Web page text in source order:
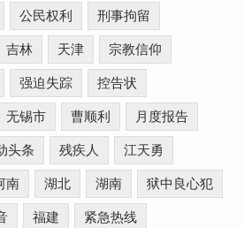
公民权利 刑事拘留
吉林 天津 宗教信仰
强迫失踪 控告状
无锡市 曹顺利 月度报告
头条 残疾人 江天勇
南 湖北 湖南 狱中良心犯
福建 紧急热线